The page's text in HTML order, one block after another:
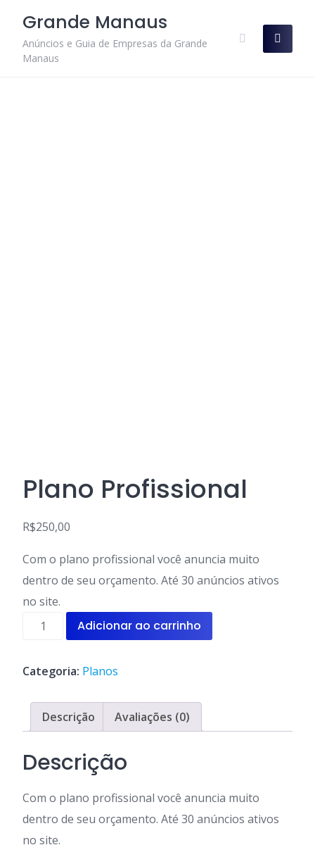
content
Grande Manaus
Anúncios e Guia de Empresas da Grande
Manaus
Plano Profissional
R$250,00
Com o plano profissional você anuncia muito
dentro de seu orçamento. Até 30 anúncios ativos
no site.
Plano
Profissional
Adicionar ao carrinho
Categoria: Planos
Descrição Avaliações (0)
Descrição
Com o plano profissional você anuncia muito
dentro de seu orçamento. Até 30 anúncios ativos
no site.